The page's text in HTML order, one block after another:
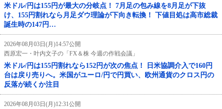
米ドル/円は155円が最大の分岐点！ 7月足の包み線を8月足が下抜
け、155円割れなら月足ダウ理論が下向き転換！ 下値目処は高市総裁
誕生時の147円…
2026年08月03日(月)14:57公開
西原宏一・叶内文子の「FX＆株 今週の作戦会議」
米ドル/円は155円割れなら152円が次の焦点！ 日米協調介入で160円
台は戻り売りへ。米国がユーロ/円で円買い、欧州通貨のクロス円の
反落が続くか注目
2026年08月03日(月)12:31公開